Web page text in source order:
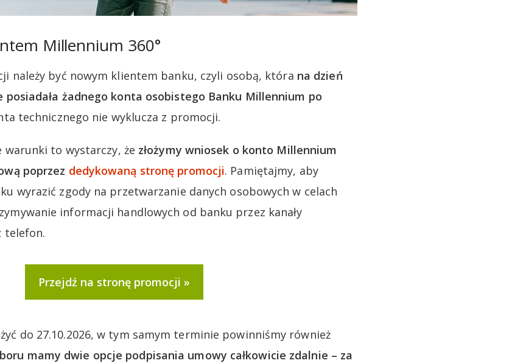
Millennium 360°
należy być nowym klientem banku, czyli osobą, która na dzień
posiadała żadnego konta osobistego Banku Millennium po
technicznego nie wyklucza z promocji.
warunki to wystarczy, że złożymy wniosek o konto Millennium
poprzez dedykowaną stronę promocji. Pamiętajmy, aby
wyrazić zgody na przetwarzanie danych osobowych w celach
informacji handlowych od banku przez kanały
telefon.
Przejdź na stronę promocji
do 27.10.2026, w tym samym terminie powinniśmy również
mamy dwie opcje podpisania umowy całkowicie zdalnie – za